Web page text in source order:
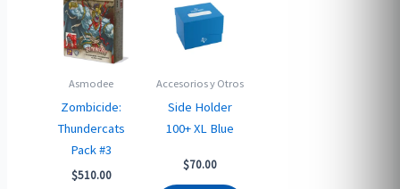
Asmodee
Zombicide:
Thundercats
Pack #3
$510.00
Accesorios y Otros
Side Holder
100+ XL Blue
$70.00